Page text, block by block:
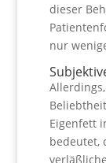
dieser
nur
Eigenfett
bedeutet,